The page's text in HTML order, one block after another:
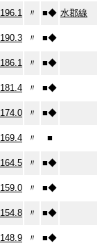
196.1 〃 ■◆ 水郡線
190.3 〃 ■◆
186.1 〃 ■◆
181.4 〃 ■◆
174.0 〃 ■◆
169.4 〃 ■
164.5 〃 ■◆
159.0 〃 ■◆
154.8 〃 ■◆
148.9 〃 ■◆